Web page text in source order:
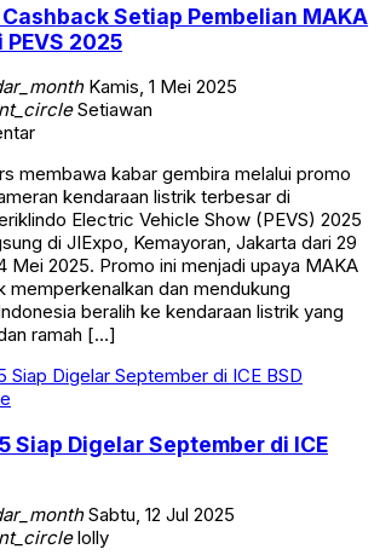
Setiap Pembelian MAKA
2025
Kamis, 1 Mei 2025
Setiawan
membawa kabar gembira melalui promo
kendaraan listrik terbesar di
Electric Vehicle Show (PEVS) 2025
di JIExpo, Kemayoran, Jakarta dari 29
Mei 2025. Promo ini menjadi upaya MAKA
memperkenalkan dan mendukung
beralih ke kendaraan listrik yang
ramah […]
Siap Digelar September di ICE
Sabtu, 12 Jul 2025
lolly